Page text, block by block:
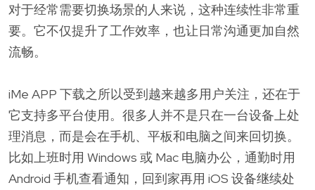
对于经常需要切换场景的人来说，这种连续性非常重
要。它不仅提升了工作效率，也让日常沟通更加自然
流畅。
iMe APP 下载之所以受到越来越多用户关注，还在于
它支持多平台使用。很多人并不是只在一台设备上处
理消息，而是会在手机、平板和电脑之间来回切换。
比如上班时用 Windows 或 Mac 电脑办公，通勤时用
Android 手机查看通知，回到家再用 iOS 设备继续处